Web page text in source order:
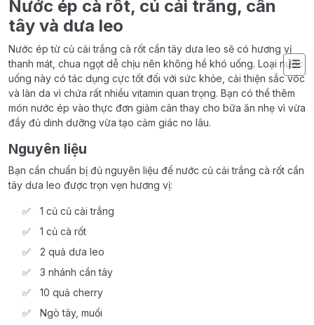
Nước ép cà rốt, củ cải trắng, cần
tây và dưa leo
Nước ép từ củ cải trắng cà rốt cần tây dưa leo sẽ có hương vị
thanh mát, chua ngọt dễ chịu nên không hề khó uống. Loại nước
uống này có tác dụng cực tốt đối với sức khỏe, cải thiện sắc vóc
và làn da vì chứa rất nhiều vitamin quan trọng. Bạn có thể thêm
món nước ép vào thực đơn giảm cân thay cho bữa ăn nhẹ vì vừa
đầy đủ dinh dưỡng vừa tạo cảm giác no lâu.
Nguyên liệu
Bạn cần chuẩn bị đủ nguyên liệu để nước củ cải trắng cà rốt cần
tây dưa leo được trọn vẹn hương vị:
1 củ củ cải trắng
1 củ cà rốt
2 quả dưa leo
3 nhánh cần tây
10 quả cherry
Ngò tây, muối